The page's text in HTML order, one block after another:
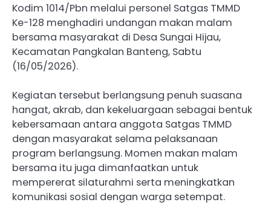
Kodim 1014/Pbn melalui personel Satgas TMMD
Ke-128 menghadiri undangan makan malam
bersama masyarakat di Desa Sungai Hijau,
Kecamatan Pangkalan Banteng, Sabtu
(16/05/2026).
Kegiatan tersebut berlangsung penuh suasana
hangat, akrab, dan kekeluargaan sebagai bentuk
kebersamaan antara anggota Satgas TMMD
dengan masyarakat selama pelaksanaan
program berlangsung. Momen makan malam
bersama itu juga dimanfaatkan untuk
mempererat silaturahmi serta meningkatkan
komunikasi sosial dengan warga setempat.